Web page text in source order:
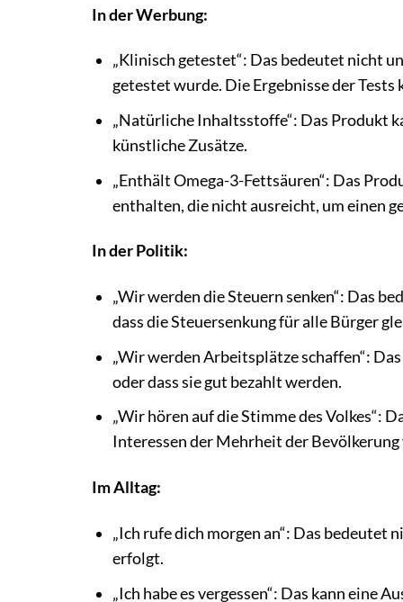
In der Werbung:
„Klinisch getestet“: Das bedeutet nicht
getestet wurde. Die Ergebnisse der Tests
„Natürliche Inhaltsstoffe“: Das Produkt
künstliche Zusätze.
„Enthält Omega-3-Fettsäuren“: Das
enthalten, die nicht ausreicht, um einen
In der Politik:
„Wir werden die Steuern senken“: Das
dass die Steuersenkung für alle Bürger
„Wir werden Arbeitsplätze schaffen“:
oder dass sie gut bezahlt werden.
„Wir hören auf die Stimme des Volkes“:
Interessen der Mehrheit der
Im Alltag:
„Ich rufe dich morgen an“: Das bedeutet
erfolgt.
„Ich habe es vergessen“: Das kann eine